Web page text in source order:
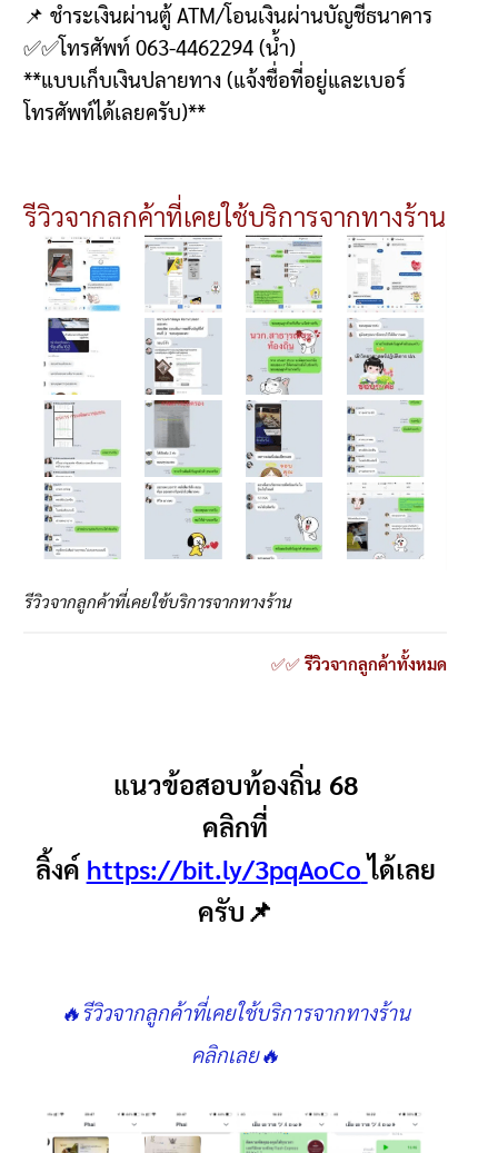
📌 ชำระเงินผ่านตู้ ATM/โอนเงินผ่านบัญชีธนาคาร
✅✅โทรศัพท์ 063-4462294 (น้ำ)
**แบบเก็บเงินปลายทาง (แจ้งชื่อที่อยู่และเบอร์
โทรศัพท์ได้เลยครับ)**
รีวิวจากลูกค้าที่เคยใช้บริการจากทางร้าน
รีวิวจากลูกค้าที่เคยใช้บริการจากทางร้าน
✅✅ รีวิวจากลูกค้าทั้งหมด
แนวข้อสอบท้องถิ่น 68
คลิกที่
ลิ้งค์ https://bit.ly/3pqAoCo ได้เลย
ครับ📌
🔥รีวิวจากลูกค้าที่เคยใช้บริการจากทางร้าน
คลิกเลย🔥